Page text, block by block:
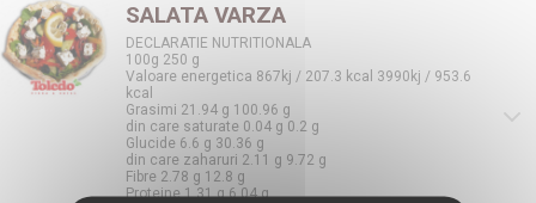
SALATA VARZA
DECLARATIE NUTRITIONALA
100g 250 g
Valoare energetica 867kj / 207.3 kcal 3990kj / 953.6
kcal
Grasimi 21.94 g 100.96 g
din care saturate 0.04 g 0.2 g
Glucide 6.6 g 30.36 g
din care zaharuri 2.11 g 9.72 g
Fibre 2.78 g 12.8 g
Proteine 1.31 g 6.04 g